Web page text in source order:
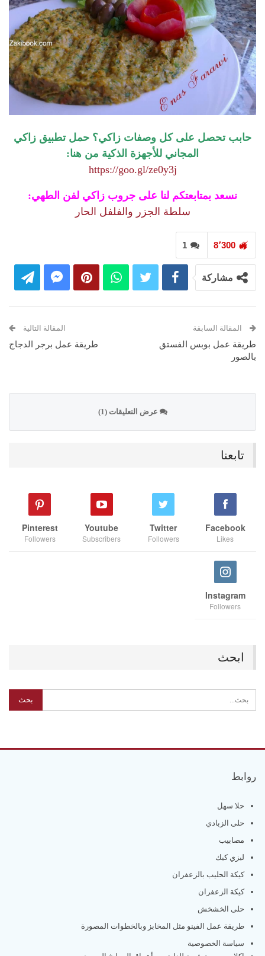
حابب تحصل على كل وصفات زاكي؟ حمل تطبيق زاكي
المجاني للأجهزة الذكية من هنا:
https://goo.gl/ze0y3j
نسعد بمتابعتكم لنا على جروب زاكي لفن الطهي:
سلطة الجزر والفلفل الحار
1 8٬300
مشاركة
المقالة السابقة
طريقة عمل بوبس الفستق
بالصور
المقالة التالية
طريقة عمل برجر الدجاج
عرض التعليقات (1)
تابعنا
Facebook
Likes
Twitter
Followers
Youtube
Subscribers
Pinterest
Followers
Instagram
Followers
ابحث
روابط
حلا سهل
حلى الزبادي
مصابيب
ليزي كيك
كيكة الحليب بالزعفران
كيكة الزعفران
حلى الخشخش
طريقة عمل الفينو مثل المخابز وبالخطوات المصورة
سياسة الخصوصية